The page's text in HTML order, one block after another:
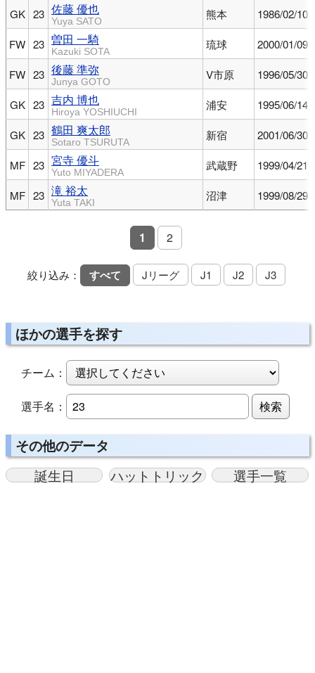
GK 23 佐藤 優也
Yuya SATO 熊本 1986/02/10
FW 23 曽田 一騎
Kazuki SOTA 琉球 2000/01/09
FW 23 後藤 準弥
Junya GOTO V市原 1996/05/30
GK 23 吉内 博也
Hiroya YOSHIUCHI 浦安 1995/06/14
GK 23 鶴田 爽太郎
Sotaro TSURUTA 新宿 2001/06/30
MF 23 宮寺 優斗
Yuto MIYADERA 武蔵野 1999/04/21
MF 23 滝 裕太
Yuta TAKI 沼津 1999/08/29
1 2
絞り込み： すべて Jリーグ J1 J2 J3
ほかの選手を探す
チーム：
選手名： 検索
その他のデータ
誕生日 ハットトリック 選手一覧